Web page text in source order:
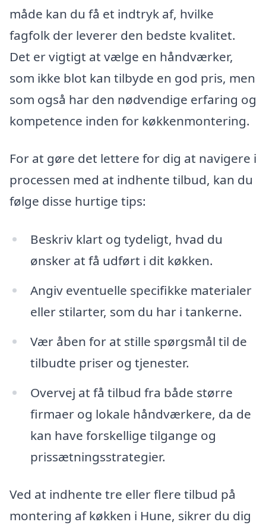
måde kan du få et indtryk af, hvilke
fagfolk der leverer den bedste kvalitet.
Det er vigtigt at vælge en håndværker,
som ikke blot kan tilbyde en god pris, men
som også har den nødvendige erfaring og
kompetence inden for køkkenmontering.
For at gøre det lettere for dig at navigere i
processen med at indhente tilbud, kan du
følge disse hurtige tips:
Beskriv klart og tydeligt, hvad du
ønsker at få udført i dit køkken.
Angiv eventuelle specifikke materialer
eller stilarter, som du har i tankerne.
Vær åben for at stille spørgsmål til de
tilbudte priser og tjenester.
Overvej at få tilbud fra både større
firmaer og lokale håndværkere, da de
kan have forskellige tilgange og
prissætningsstrategier.
Ved at indhente tre eller flere tilbud på
montering af køkken i Hune, sikrer du dig